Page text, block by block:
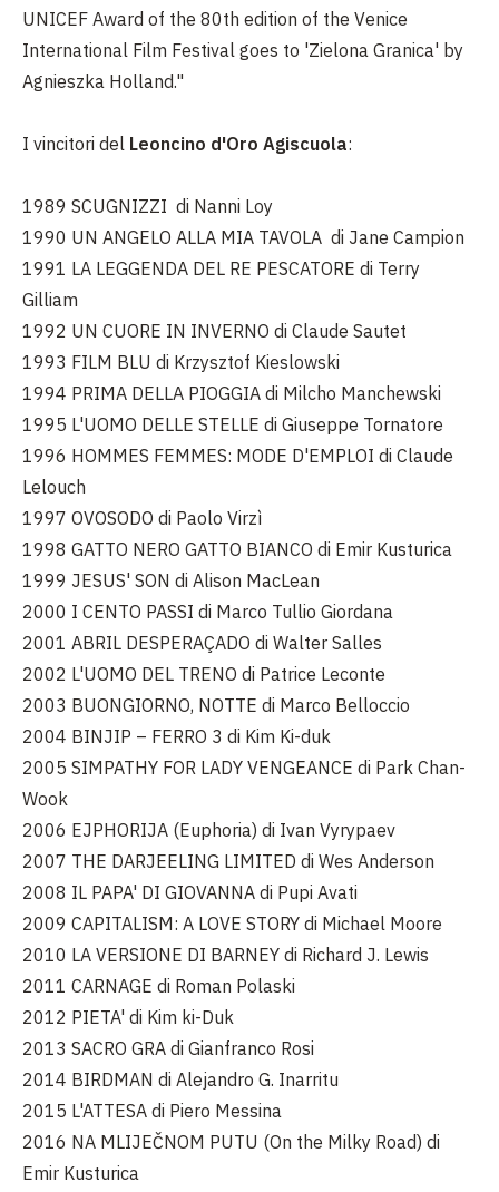
UNICEF Award of the 80th edition of the Venice
International Film Festival goes to 'Zielona Granica' by
Agnieszka Holland."
I vincitori del Leoncino d'Oro Agiscuola:
1989 SCUGNIZZI di Nanni Loy
1990 UN ANGELO ALLA MIA TAVOLA di Jane Campion
1991 LA LEGGENDA DEL RE PESCATORE di Terry
Gilliam
1992 UN CUORE IN INVERNO di Claude Sautet
1993 FILM BLU di Krzysztof Kieslowski
1994 PRIMA DELLA PIOGGIA di Milcho Manchewski
1995 L'UOMO DELLE STELLE di Giuseppe Tornatore
1996 HOMMES FEMMES: MODE D'EMPLOI di Claude
Lelouch
1997 OVOSODO di Paolo Virzì
1998 GATTO NERO GATTO BIANCO di Emir Kusturica
1999 JESUS' SON di Alison MacLean
2000 I CENTO PASSI di Marco Tullio Giordana
2001 ABRIL DESPERAÇADO di Walter Salles
2002 L'UOMO DEL TRENO di Patrice Leconte
2003 BUONGIORNO, NOTTE di Marco Belloccio
2004 BINJIP – FERRO 3 di Kim Ki-duk
2005 SIMPATHY FOR LADY VENGEANCE di Park Chan-
Wook
2006 EJPHORIJA (Euphoria) di Ivan Vyrypaev
2007 THE DARJEELING LIMITED di Wes Anderson
2008 IL PAPA' DI GIOVANNA di Pupi Avati
2009 CAPITALISM: A LOVE STORY di Michael Moore
2010 LA VERSIONE DI BARNEY di Richard J. Lewis
2011 CARNAGE di Roman Polaski
2012 PIETA' di Kim ki-Duk
2013 SACRO GRA di Gianfranco Rosi
2014 BIRDMAN di Alejandro G. Inarritu
2015 L'ATTESA di Piero Messina
2016 NA MLIJEČNOM PUTU (On the Milky Road) di
Emir Kusturica